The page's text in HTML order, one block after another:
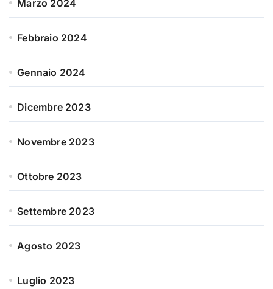
Marzo 2024
Febbraio 2024
Gennaio 2024
Dicembre 2023
Novembre 2023
Ottobre 2023
Settembre 2023
Agosto 2023
Luglio 2023